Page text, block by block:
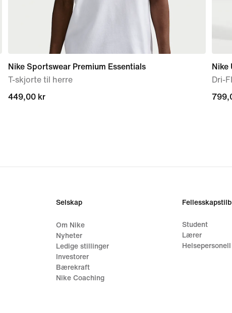
Nike Sportswear Premium Essentials
T-skjorte til herre
449,00 kr
449,00 kr
Nike
Dri-
Selskap
Om Nike
Nyheter
Ledige stillinger
Investorer
Bærekraft
Nike Coaching
Student
Lærer
Helsepersonell